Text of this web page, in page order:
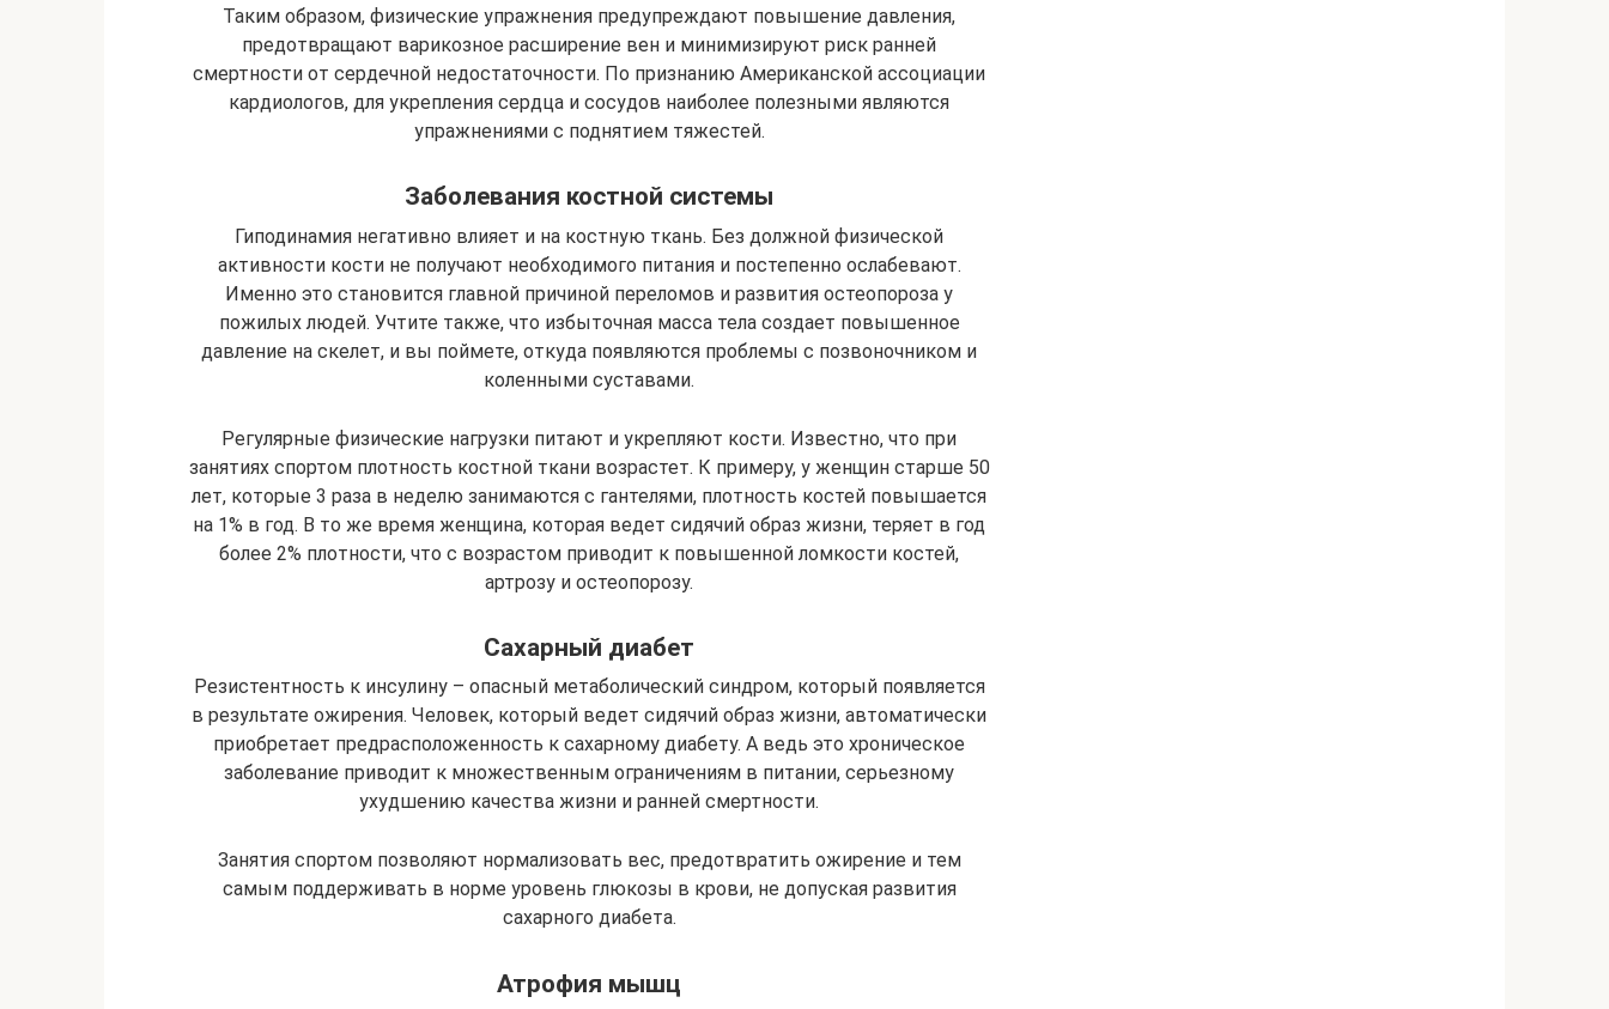
Таким образом, физические упражнения предупреждают повышение давления,
предотвращают варикозное расширение вен и минимизируют риск ранней
смертности от сердечной недостаточности. По признанию Американской ассоциации
кардиологов, для укрепления сердца и сосудов наиболее полезными являются
упражнениями с поднятием тяжестей.
Заболевания костной системы
Гиподинамия негативно влияет и на костную ткань. Без должной физической
активности кости не получают необходимого питания и постепенно ослабевают.
Именно это становится главной причиной переломов и развития остеопороза у
пожилых людей. Учтите также, что избыточная масса тела создает повышенное
давление на скелет, и вы поймете, откуда появляются проблемы с позвоночником и
коленными суставами.
Регулярные физические нагрузки питают и укрепляют кости. Известно, что при
занятиях спортом плотность костной ткани возрастет. К примеру, у женщин старше 50
лет, которые 3 раза в неделю занимаются с гантелями, плотность костей повышается
на 1% в год. В то же время женщина, которая ведет сидячий образ жизни, теряет в год
более 2% плотности, что с возрастом приводит к повышенной ломкости костей,
артрозу и остеопорозу.
Сахарный диабет
Резистентность к инсулину – опасный метаболический синдром, который появляется
в результате ожирения. Человек, который ведет сидячий образ жизни, автоматически
приобретает предрасположенность к сахарному диабету. А ведь это хроническое
заболевание приводит к множественным ограничениям в питании, серьезному
ухудшению качества жизни и ранней смертности.
Занятия спортом позволяют нормализовать вес, предотвратить ожирение и тем
самым поддерживать в норме уровень глюкозы в крови, не допуская развития
сахарного диабета.
Атрофия мышц